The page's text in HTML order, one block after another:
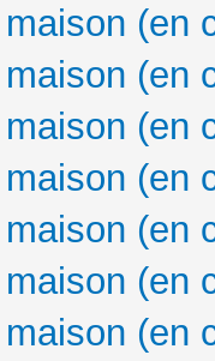
(en
(en
(en
(en
(en
(en
(en